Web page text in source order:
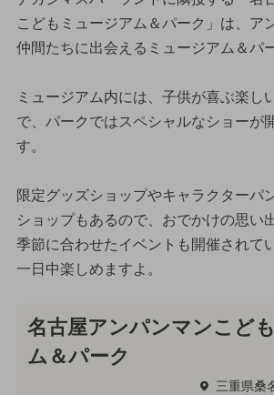
こどもミュージアム＆パーク」は、ア
仲間たちに出会えるミュージアム＆パ
ミュージアム内には、子供が喜ぶ楽し
で、パークではスペシャルなショーが
す。
限定グッズショップやキャラクターパ
ショップもあるので、おでかけの思い
季節に合わせたイベントも開催されて
一日中楽しめますよ。
名古屋アンパンマンこど
ム＆パーク
三重県桑